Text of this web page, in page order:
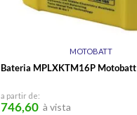
MOTOBATT
Bateria MPLXKTM16P Motobatt
a partir de:
746,60 à vista